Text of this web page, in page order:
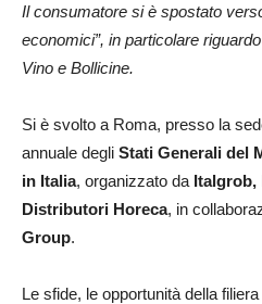
Il consumatore si è spostato
economici”, in particolare
Vino e Bollicine.
Si è svolto a Roma, presso la
annuale degli Stati Generali del
in Italia, organizzato da Italgrob,
Distributori Horeca, in
Group.
Le sfide, le opportunità della